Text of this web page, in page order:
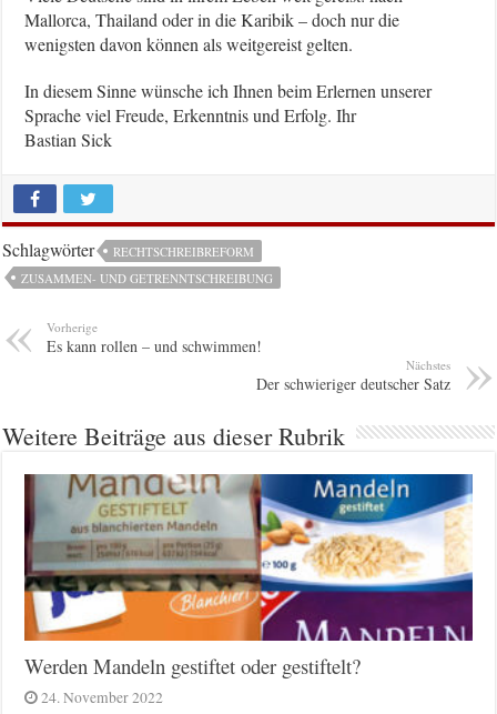
Mallorca, Thailand oder in die Karibik – doch nur die
wenigsten davon können als weitgereist gelten.
In diesem Sinne wünsche ich Ihnen beim Erlernen unserer
Sprache viel Freude, Erkenntnis und Erfolg. Ihr
Bastian Sick
Schlagwörter
RECHTSCHREIBREFORM
ZUSAMMEN- UND GETRENNTSCHREIBUNG
Vorherige
Es kann rollen – und schwimmen!
Nächstes
Der schwieriger deutscher Satz
Weitere Beiträge aus dieser Rubrik
Werden Mandeln gestiftet oder gestiftelt?
24. November 2022